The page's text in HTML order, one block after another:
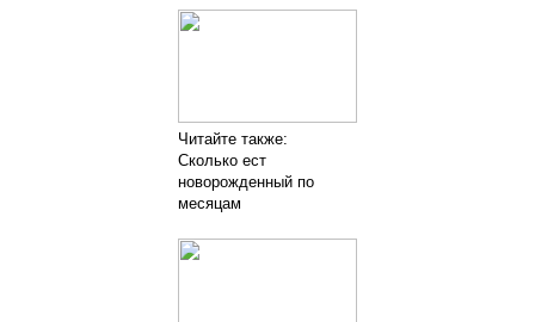
Читайте также:
Сколько ест
новорожденный по
месяцам